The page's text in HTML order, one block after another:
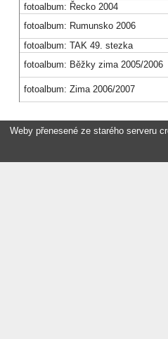
fotoalbum: Řecko 2004
fotoalbum: Rumunsko 2006
fotoalbum: TAK 49. stezka
fotoalbum: Běžky zima 2005/2006
fotoalbum: Zima 2006/2007
Weby přenesené ze starého serveru